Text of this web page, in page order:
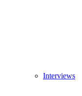
Interviews